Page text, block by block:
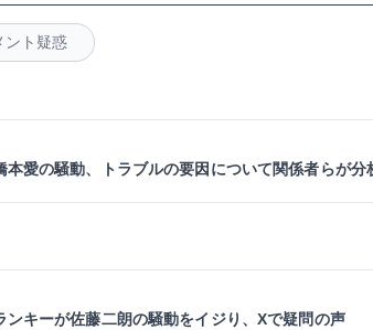
ント疑惑
本愛の騒動、トラブルの要因について関係者らが分
ンキーが佐藤二朗の騒動をイジり、Xで疑問の声